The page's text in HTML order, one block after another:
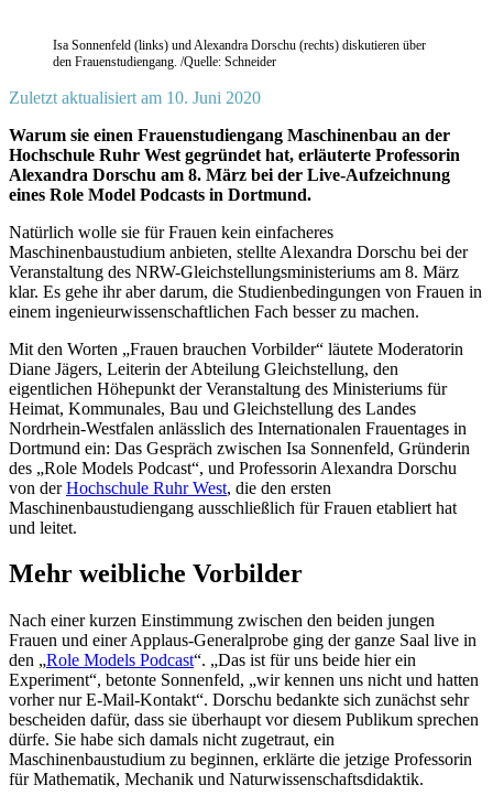
Isa Sonnenfeld (links) und Alexandra Dorschu (rechts) diskutieren über
den Frauenstudiengang. /Quelle: Schneider
Zuletzt aktualisiert am 10. Juni 2020
Warum sie einen Frauenstudiengang Maschinenbau an der
Hochschule Ruhr West gegründet hat, erläuterte Professorin
Alexandra Dorschu am 8. März bei der Live-Aufzeichnung
eines Role Model Podcasts in Dortmund.
Natürlich wolle sie für Frauen kein einfacheres
Maschinenbaustudium anbieten, stellte Alexandra Dorschu bei der
Veranstaltung des NRW-Gleichstellungsministeriums am 8. März
klar. Es gehe ihr aber darum, die Studienbedingungen von Frauen in
einem ingenieurwissenschaftlichen Fach besser zu machen.
Mit den Worten „Frauen brauchen Vorbilder“ läutete Moderatorin
Diane Jägers, Leiterin der Abteilung Gleichstellung, den
eigentlichen Höhepunkt der Veranstaltung des Ministeriums für
Heimat, Kommunales, Bau und Gleichstellung des Landes
Nordrhein-Westfalen anlässlich des Internationalen Frauentages in
Dortmund ein: Das Gespräch zwischen Isa Sonnenfeld, Gründerin
des „Role Models Podcast“, und Professorin Alexandra Dorschu
von derHochschule Ruhr West, die den ersten
Maschinenbaustudiengang ausschließlich für Frauen etabliert hat
und leitet.
Mehr weibliche Vorbilder
Nach einer kurzen Einstimmung zwischen den beiden jungen
Frauen und einer Applaus-Generalprobe ging der ganze Saal live in
den „Role Models Podcast“. „Das ist für uns beide hier ein
Experiment“, betonte Sonnenfeld, „wir kennen uns nicht und hatten
vorher nur E-Mail-Kontakt“. Dorschu bedankte sich zunächst sehr
bescheiden dafür, dass sie überhaupt vor diesem Publikum sprechen
dürfe. Sie habe sich damals nicht zugetraut, ein
Maschinenbaustudium zu beginnen, erklärte die jetzige Professorin
für Mathematik, Mechanik und Naturwissenschaftsdidaktik.